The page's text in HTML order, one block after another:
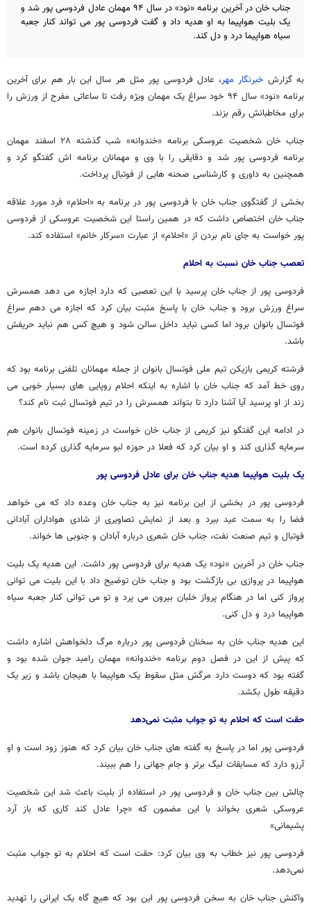
جناب خان در آخرین برنامه «نود» در سال ۹۴ مهمان عادل فردوسی پور شد و
یک بلیت هواپیما به او هدیه داد و گفت فردوسی پور می تواند کنار جعبه
سیاه هواپیما درد و دل کند.
به گزارش خبرنگار مهر، عادل فردوسی پور مثل هر سال این بار هم برای آخرین
برنامه «نود» سال ۹۴ خود سراغ یک مهمان ویژه رفت تا ساعاتی مفرح از ورزش را
برای مخاطبانش رقم بزند.
جناب خان شخصیت عروسکی برنامه «خندوانه» شب گذشته ۲۸ اسفند مهمان
برنامه فردوسی پور شد و دقایقی را با وی و مهمانان برنامه اش گفتگو کرد و
همچنین به داوری و کارشناسی صحنه هایی از فوتبال پرداخت.
بخشی از گفتگوی جناب خان با فردوسی پور در برنامه به «احلام» فرد مورد علاقه
جناب خان اختصاص داشت که در همین راستا این شخصیت عروسکی از فردوسی
پور خواست به جای نام بردن از «احلام» از عبارت «سرکار خانم» استفاده کند.
تعصب جناب خان نسبت به احلام
فردوسی پور از جناب خان پرسید با این تعصبی که دارد اجازه می دهد همسرش
سراغ ورزش برود و جناب خان با پاسخ مثبت بیان کرد که اجازه می دهم سراغ
فوتسال بانوان برود اما کسی نباید داخل سالن شود و هیچ کس هم نباید حریفش
باشد.
فرشته کریمی بازیکن تیم ملی فوتسال بانوان از جمله مهمانان تلفنی برنامه بود که
روی خط آمد که جناب خان با اشاره به اینکه احلام روپایی های بسیار خوبی می
زند از او پرسید آیا آشنا دارد تا بتواند همسرش را در تیم فوتسال ثبت نام کند؟
در ادامه این گفتگو نیز کریمی از جناب خان خواست در زمینه فوتسال بانوان هم
سرمایه گذاری کند و او بیان کرد که فعلا در حوزه لبو سرمایه گذاری کرده است.
یک بلیت هواپیما هدیه جناب خان برای عادل فردوسی پور
فردوسی پور در بخشی از این برنامه نیز به جناب خان وعده داد که می خواهد
فضا را به سمت عید ببرد و بعد از نمایش تصاویری از شادی هواداران آبادانی
فوتبال و تیم صنعت نفت، جناب خان شعری درباره آبادان و جنوبی ها خواند.
جناب خان در آخرین «نود» یک هدیه برای فردوسی پور داشت. این هدیه یک بلیت
هواپیما در پروازی بی بازگشت بود و جناب خان توضیح داد با این بلیت می توانی
پرواز کنی اما در هنگام پرواز خلبان بیرون می پرد و تو می توانی کنار جعبه سیاه
هواپیما درد و دل کنی.
این هدیه جناب خان به سخنان فردوسی پور درباره مرگ دلخواهش اشاره داشت
که پیش از این در فصل دوم برنامه «خندوانه» مهمان رامبد جوان شده بود و
گفته بود که دوست دارد مرگش مثل سقوط یک هواپیما با هیجان باشد و زیر یک
دقیقه طول بکشد.
حقت است که احلام به تو جواب مثبت نمی‌دهد
فردوسی پور اما در پاسخ به گفته های جناب خان بیان کرد که هنوز زود است و او
آرزو دارد که مسابقات لیگ برتر و جام جهانی را هم ببیند.
چالش بین جناب خان و فردوسی پور در استفاده از بلیت باعث شد این شخصیت
عروسکی شعری بخواند با این مضمون که «چرا عادل کند کاری که باز آرد
پشیمانی»
فردوسی پور نیز خطاب به وی بیان کرد: حقت است که احلام به تو جواب مثبت
نمی‌دهد.
واکنش جناب خان به سخن فردوسی پور این بود که هیچ گاه یک ایرانی را تهدید